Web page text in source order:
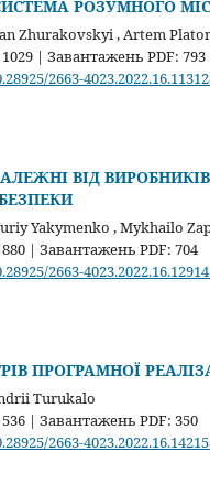
РОЗУМНОГО
Zhurakovskyi , Artem
1029 | Завантажень PDF: 793
2663-
ВІД
Yakymenko , Mykhailo
880 | Завантажень PDF: 704
2663-
ПРОГРАМНОЇ
Turukalo
536 | Завантажень PDF: 350
2663-